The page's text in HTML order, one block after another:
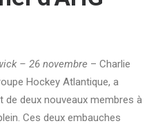
– 26 novembre – Charlie
Hockey Atlantique, a
de deux nouveaux membres à
Ces deux embauches